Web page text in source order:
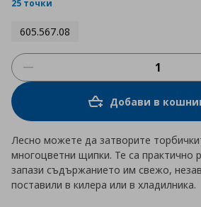
25 точки
605.567.08
Добави в
Лесно можете да затворите
многоцветни щипки. Те са практично
запази съдържанието им свежо,
поставили в килера или в хладилника.